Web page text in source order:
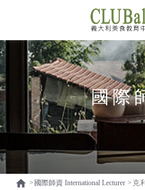
國際
 國際師資 International Lecturer 克